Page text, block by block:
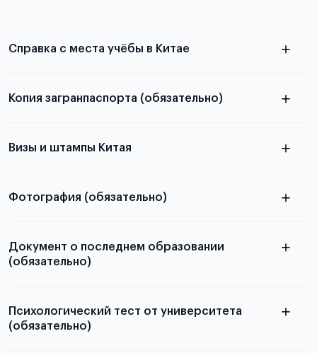
Справка с места учёбы в Китае
статье справка с места учёбы в Китае
Копия загранпаспорта (обязательно)
паспорта
Визы и штампы Китая
Фотография (обязательно)
Документ о последнем образовании
(обязательно)
Подробная информация о том, какие документы
Психологический тест от университета
(обязательно)